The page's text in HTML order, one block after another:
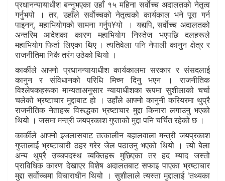
प्रधानन्यायाधीश बन्नुभएका उहाँ १५ महिना सर्वाेच्च अदालतको नेतृत्व
गर्नुभयो । तर, उहाँले सर्वाेच्चको नेतृत्वको कार्यकाल भने पूरा गर्न
पाइनन्, महाभियोगको सामना गर्नुप¥यो । यद्यपि, सर्वाेच्च अदालतको
अन्तरिम आदेशका कारण महाभियोग निस्तेज भएपछि दलहरूले
महाभियोग फिर्ता लिएका थिए । त्यतिवेला पनि नेपाली कानुन क्षेत्र र
राजनीतिमा निकै तरंग उठेको थियो ।
कार्कीले आफ्नो प्रधानन्यायाधीश कार्यकालमा सरकार र संसदलाई
कानुन र संविधानको परिधि मिच्न दिनु भएन । राजनीतिक
विश्लेषकहरूका मान्यताअनुसार न्यायाधीशका रूपमा सुशीलाको चर्चा
चलेको भ्रष्टाचार मुद्दाबाट हो । उहाँले आफ्नो कानुनी करियरमा थुप्रै
राजनीतिक नेताहरू विरूद्धका भ्रष्टाचार मुद्दा किनारा लगाउनु भएको
थियो । जसमा मन्त्री जयप्रकाश गुप्ताको मुद्दा पनि चर्चित रहेको छ ।
कार्कीले आफ्नो इजलासबाट तत्कालीन बहालवाला मन्त्री जयप्रकाश
गुप्तालाई भ्रष्टाचारी ठहर गरेर जेल पठाउनु भएको थियो । त्यो बेला
अन्य थुप्रै उच्चपदस्थ व्यक्तिहरू मुछिएका तर हद म्याद जस्तो
प्राविधिक कारण देखाएर विशेष अदालतबाट सफाइ पाएका भ्रष्टाचार
मुद्दा सर्वोच्चमा विचाराधीन थियो । सुशीलाले त्यस्ता मुद्दालाई ‘तथ्यका